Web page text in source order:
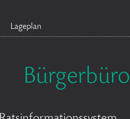
Lageplan
Bürgerbüro